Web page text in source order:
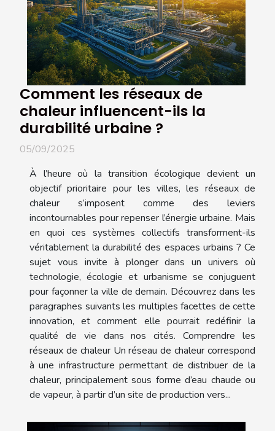
Comment les réseaux de
chaleur influencent-ils la
durabilité urbaine ?
05/09/2025
À l’heure où la transition écologique devient un
objectif prioritaire pour les villes, les réseaux de
chaleur s’imposent comme des leviers
incontournables pour repenser l’énergie urbaine. Mais
en quoi ces systèmes collectifs transforment-ils
véritablement la durabilité des espaces urbains ? Ce
sujet vous invite à plonger dans un univers où
technologie, écologie et urbanisme se conjuguent
pour façonner la ville de demain. Découvrez dans les
paragraphes suivants les multiples facettes de cette
innovation, et comment elle pourrait redéfinir la
qualité de vie dans nos cités. Comprendre les
réseaux de chaleur Un réseau de chaleur correspond
à une infrastructure permettant de distribuer de la
chaleur, principalement sous forme d’eau chaude ou
de vapeur, à partir d’un site de production vers...